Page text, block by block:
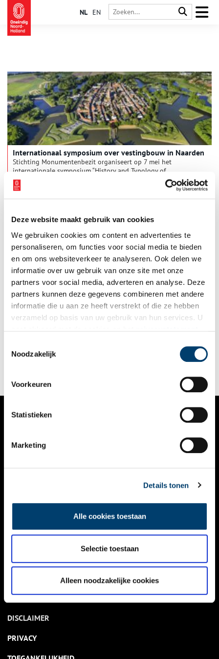
Deze website maakt gebruik van cookies
We gebruiken cookies om content en advertenties te
personaliseren, om functies voor social media te bieden
en om ons websiteverkeer te analyseren. Ook delen we
informatie over uw gebruik van onze site met onze
partners voor social media, adverteren en analyse. Deze
partners kunnen deze gegevens combineren met andere
informatie die u aan ze heeft verstrekt of die ze hebben
verzameld op basis van uw gebruik van hun services. U
Noodzakelijk
Voorkeuren
Statistieken
Marketing
Details tonen
Alle cookies toestaan
Selectie toestaan
Alleen noodzakelijke cookies
NL EN
Internationaal symposium over vestingbouw in Naarden
Stichting Monumentenbezit organiseert op 7 mei het
internationale symposium “History and Typology of
Fortifications” in de historische vesting van Naarden. Tijdens
deze bijeenkomst delen tien sprekers uit binnen- en
buitenland hun kennis over de geschiedenis, typologie en
Monumentenbezit het belang benadrukken van kennisdeling
en van onderzoek als basis voor het toekomstbestendig
beheer van vestingwerken en erfgoed.
Ramp en redding in een vervallen vestingstad
Tijdens het Rampjaar 1672, dit jaar precies 350 jaar geleden,
werd de Republiek der Nederlanden veroverd door de Fransen.
ingenomen. Daar liet stadhouder Willem III het niet bij zitten.
Hij organiseerde een grootse belegering om de vestingstad uit
NIEUWS
KALENDER
ACTIVITEITEN
NIEUWSBRIEF
DISCLAIMER
PRIVACY